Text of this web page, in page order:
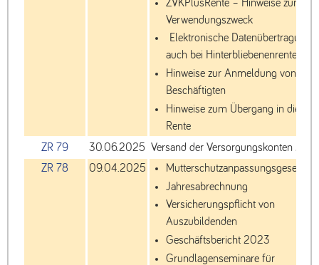
ZVKPlusRente – Hinweise zum
Verwendungszweck
Elektronische Datenübertragung
auch bei Hinterbliebenenrente
Hinweise zur Anmeldung von
Beschäftigten
Hinweise zum Übergang in die
Rente
ZR 79
30.06.2025 Versand der Versorgungskonten
ZR 78
09.04.2025
Mutterschutzanpassungsgesetz
Jahresabrechnung
Versicherungspflicht von
Auszubildenden
Geschäftsbericht 2023
Grundlagenseminare für